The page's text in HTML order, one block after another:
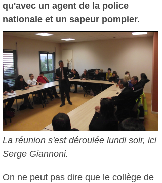
qu'avec un agent de la police
nationale et un sapeur pompier.
La réunion s'est déroulée lundi soir, ici
Serge Giannoni.
On ne peut pas dire que le collège de